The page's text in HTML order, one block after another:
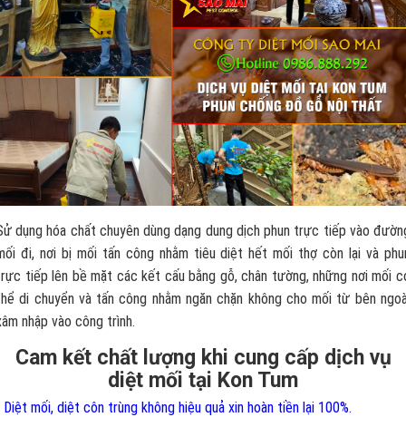
dụng hóa chất chuyên dùng dạng dung dịch phun trực tiếp vào
đi, nơi bị mối tấn công nhằm tiêu diệt hết mối thợ còn lại và
tiếp lên bề mặt các kết cấu bằng gỗ, chân tường, những nơi mối
di chuyển và tấn công nhằm ngăn chặn không cho mối từ bên
nhập vào công trình.
Cam kết chất lượng khi cung cấp dịch vụ
diệt mối tại Kon Tum
Diệt mối, diệt côn trùng không hiệu quả xin hoàn tiền lại 100%.